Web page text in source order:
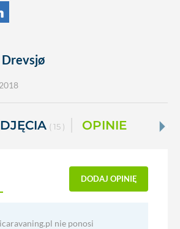
Drevsjø
( 15 ) OPINIE
DODAJ OPINIĘ
nie ponosi